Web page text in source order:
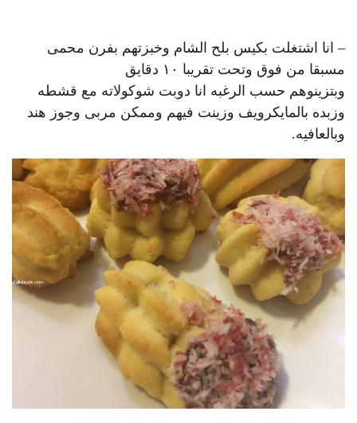
– انا اشتغلت بكيس بلح الشام وخبزتهم بفرن محمى
مسبقا من فوق وتحت تقريبا ١٠ دقايق
وبتزينوهم حسب الرغبه انا دوبت شوكولاته مع قشطه
وزبده بالمايكرويف وزينت فيهم وممكن مربى وجوز هند
وبالعافيه.